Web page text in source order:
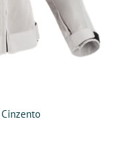
Cinzento